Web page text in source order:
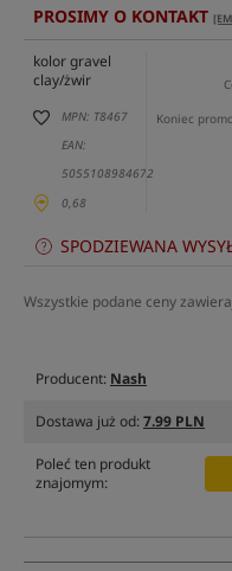
PROSIMY O KONTAKT
kolor gravel
clay/żwir
MPN: T8467
EAN:
5055108984672
0,68
Koniec
SPODZIEWANA
Wszystkie podane ceny
Producent: Nash
Dostawa już od:7.99 PLN
Poleć ten produkt
znajomym: